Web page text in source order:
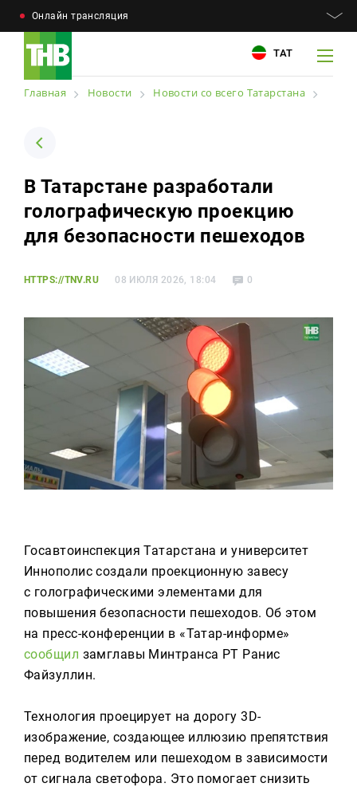
Онлайн трансляция
ТАТ
Новости
Телепроекты
Реклама
+7 (843) 570−50−00
reception@tnvtv.ru
Для связи
+7 (843) 570−50−00
Главная Новости Новости со всего Татарстана
В Татарстане разработали
голографическую проекцию
для безопасности пешеходов
HTTPS://TNV.RU 08 ИЮЛЯ 2026, 18:04 0
Госавтоинспекция Татарстана и университет
Иннополис создали проекционную завесу
с голографическими элементами для
повышения безопасности пешеходов. Об этом
на пресс-конференции в «Татар-информе»
сообщил замглавы Минтранса РТ Ранис
Файзуллин.
Технология проецирует на дорогу 3D-
изображение, создающее иллюзию препятствия
перед водителем или пешеходом в зависимости
от сигнала светофора. Это помогает снизить